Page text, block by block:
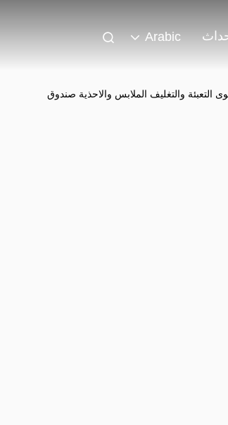
Arabic
والتغليف الملابس والاحذية صندوق